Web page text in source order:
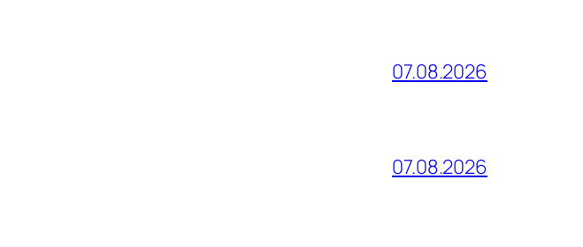
07.08.2026
07.08.2026